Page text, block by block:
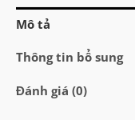
Dot
Sight
số
Mô tả
Thông tin bổ sung
Đánh giá (0)